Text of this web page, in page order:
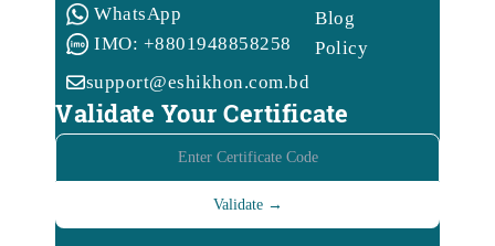
WhatsApp
IMO: +8801948858258
support@eshikhon.com.bd
Blog
Policy
Validate Your Certificate